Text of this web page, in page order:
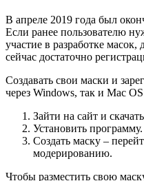
В апреле 2019 года был
Если ранее пользователю
участие в разработке
сейчас достаточно
Создавать свои маски и
через Windows, так и Mac
Зайти на сайт и
Установить программу.
Создать маску –
модерированию.
Чтобы разместить свою